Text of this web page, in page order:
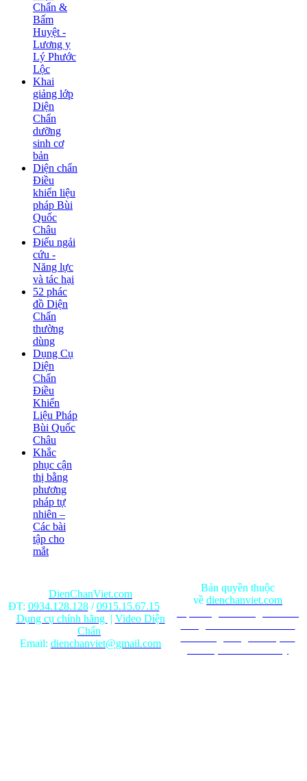
Chẩn &
Bấm
Huyệt -
Lương y
Lý Phước
Lộc
Khai
giảng lớp
Diện
Chẩn
dưỡng
sinh cơ
bản
Diện chẩn
Điều
khiển liệu
pháp Bùi
Quốc
Châu
Điếu ngải
cứu -
Năng lực
và tác hại
52 phác
đồ Diện
Chẩn
thường
dùng
Dụng Cụ
Diện
Chẩn
Điều
Khiển
Liệu Pháp
Bùi Quốc
Châu
Khắc
phục cận
thị bằng
phương
pháp tự
nhiên –
Các bài
tập cho
mắt
DienChanViet.com
ĐT: 0934.128.128/0915.15.67.15
Dụng cụ chính hãng | Video Diện
Chẩn
Email: dienchanviet@gmail.com
Bản quyền thuộc
về dienchanviet.com